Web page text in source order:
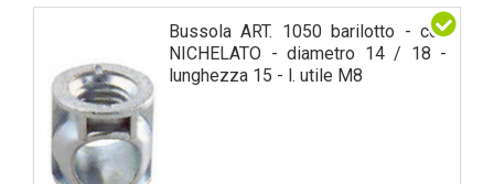
Bussola ART. 1050 barilotto - col.
NICHELATO - diametro 14 / 18 -
lunghezza 15 - l. utile M8